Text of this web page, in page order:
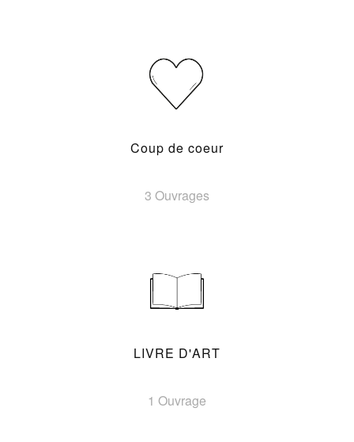
Coup de coeur
3 Ouvrages
LIVRE D'ART
1 Ouvrage